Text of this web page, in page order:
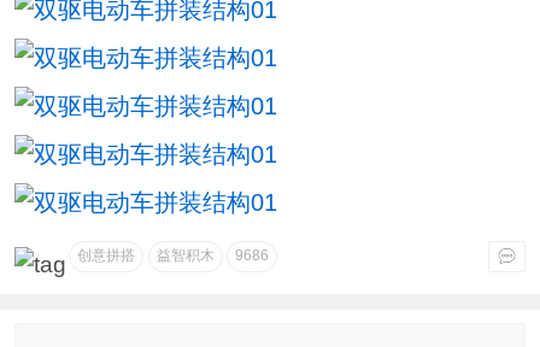
创意拼搭 益智积木 9686